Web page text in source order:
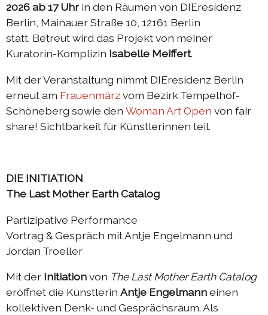
2026 ab 17 Uhrin den Räumen von DIEresidenz
Berlin, Mainauer Straße 10, 12161 Berlin
statt. Betreut wird das Projekt von meiner
Kuratorin-Komplizin Isabelle Meiffert.
Mit der Veranstaltung nimmt DIEresidenz Berlin
erneut am Frauenmärzvom Bezirk Tempelhof-
Schöneberg sowie den Woman Art Open von fair
share! Sichtbarkeit für Künstlerinnen teil.
DIE INITIATION
The Last Mother Earth Catalog
Partizipative Performance
Vortrag & Gespräch mit Antje Engelmann und
Jordan Troeller
Mit der Initiationvon The Last Mother Earth Catalog
eröffnet die Künstlerin Antje Engelmanneinen
kollektiven Denk- und Gesprächsraum. Als